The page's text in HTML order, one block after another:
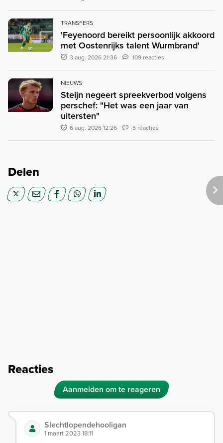
TRANSFERS
'Feyenoord bereikt persoonlijk akkoord
met Oostenrijks talent Wurmbrand'
3 aug. 2026 21:36 109 reacties
NIEUWS
Steijn negeert spreekverbod volgens
perschef: "Het was een jaar van
uitersten"
6 aug. 2026 12:26 5 reacties
Delen
Reacties
Aanmelden om te reageren
Slechtlopendehooligan
1 maart 2023 18:11